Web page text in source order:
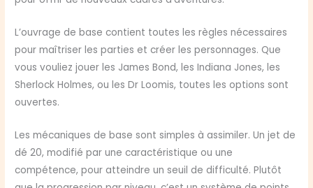
L’ouvrage de base contient toutes les règles nécessaires
pour maîtriser les parties et créer les personnages. Que
vous vouliez jouer les James Bond, les Indiana Jones, les
Sherlock Holmes, ou les Dr Loomis, toutes les options sont
ouvertes.
Les mécaniques de base sont simples à assimiler. Un jet de
dé 20, modifié par une caractéristique ou une
compétence, pour atteindre un seuil de difficulté. Plutôt